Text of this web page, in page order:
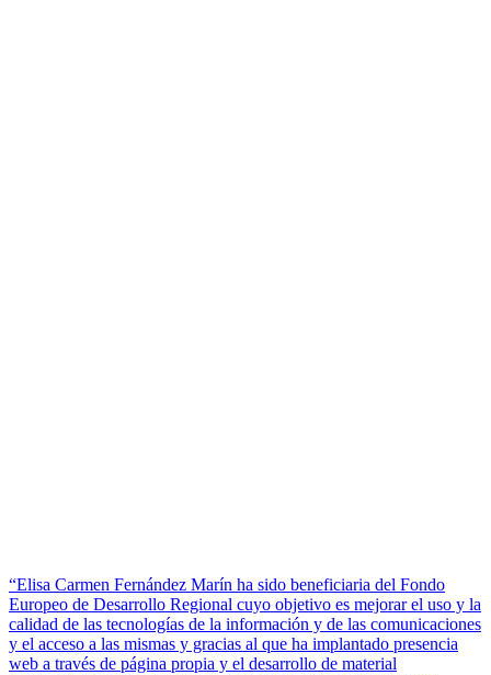
“Elisa Carmen Fernández Marín ha sido beneficiaria del Fondo
Europeo de Desarrollo Regional cuyo objetivo es mejorar el uso y la
calidad de las tecnologías de la información y de las comunicaciones
y el acceso a las mismas y gracias al que ha implantado presencia
web a través de página propia y el desarrollo de material